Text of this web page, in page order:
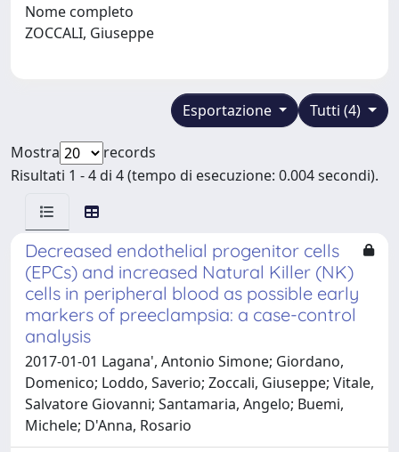
Nome completo
ZOCCALI, Giuseppe
Tutti (4)
Esportazione
Mostra
records
Risultati 1 - 4 di 4 (tempo di esecuzione: 0.004 secondi).
Decreased endothelial progenitor cells
(EPCs) and increased Natural Killer (NK)
cells in peripheral blood as possible early
markers of preeclampsia: a case-control
analysis
2017-01-01 Lagana', Antonio Simone; Giordano,
Domenico; Loddo, Saverio; Zoccali, Giuseppe; Vitale,
Salvatore Giovanni; Santamaria, Angelo; Buemi,
Michele; D'Anna, Rosario